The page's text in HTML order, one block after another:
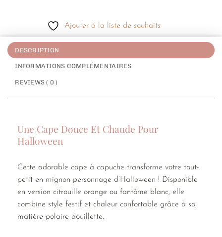
Ajouter à la liste de souhaits
DESCRIPTION
INFORMATIONS COMPLÉMENTAIRES
REVIEWS ( 0 )
Une Cape Douce Et Chaude Pour
Halloween
Cette adorable cape à capuche transforme votre tout-
petit en mignon personnage d’Halloween ! Disponible
en version citrouille orange ou fantôme blanc, elle
combine style festif et chaleur confortable grâce à sa
matière polaire douillette.